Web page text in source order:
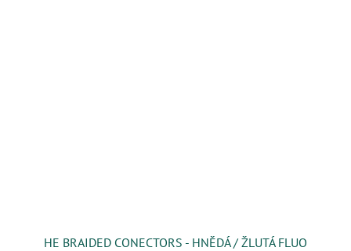
HE BRAIDED CONECTORS - HNĚDÁ / ŽLUTÁ FLUO